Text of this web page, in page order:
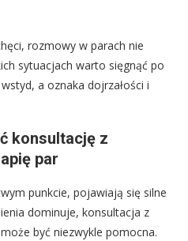
rozmowy w parach nie
sytuacjach warto sięgnąć po
a oznaka dojrzałości i
konsultację z
par
punkcie, pojawiają się silne
dominuje, konsultacja z
być niezwykle pomocna.